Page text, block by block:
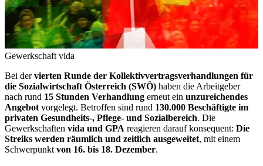
Gewerkschaft vida
Bei dervierten Runde der Kollektivvertragsverhandlungen für
die Sozialwirtschaft Österreich (SWÖ) haben die Arbeitgeber
nach rund 15 Stunden Verhandlung erneut ein unzureichendes
Angebot vorgelegt. Betroffen sind rund 130.000 Beschäftigte im
privaten Gesundheits-, Pflege- und Sozialbereich. Die
Gewerkschaften vida und GPA reagieren darauf konsequent: Die
Streiks werden räumlich und zeitlich ausgeweitet, mit einem
Schwerpunkt von 16. bis 18. Dezember.